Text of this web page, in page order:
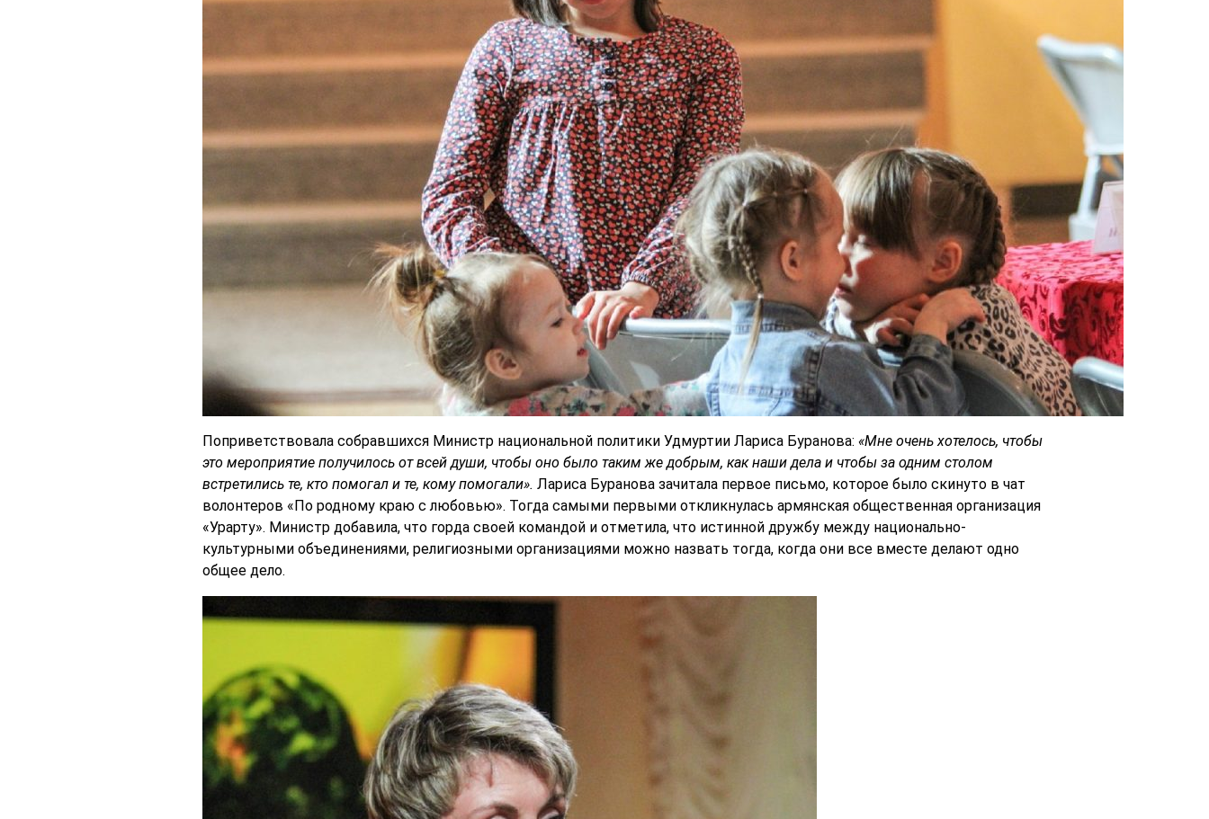
Поприветствовала собравшихся Министр национальной политики Удмуртии Лариса Буранова: «Мне очень хотелось, чтобы
это мероприятие получилось от всей души, чтобы оно было таким же добрым, как наши дела и чтобы за одним столом
встретились те, кто помогал и те, кому помогали». Лариса Буранова зачитала первое письмо, которое было скинуто в чат
волонтеров «По родному краю с любовью». Тогда самыми первыми откликнулась армянская общественная организация
«Урарту». Министр добавила, что горда своей командой и отметила, что истинной дружбу между национально-
культурными объединениями, религиозными организациями можно назвать тогда, когда они все вместе делают одно
общее дело.